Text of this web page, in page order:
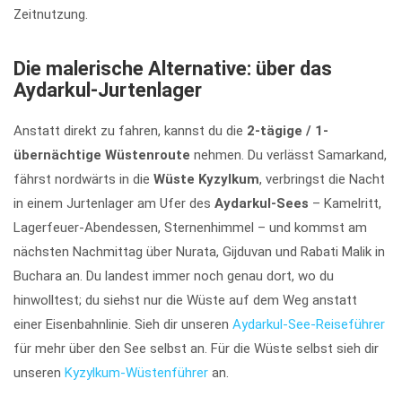
Zeitnutzung.
Die malerische Alternative: über das
Aydarkul-Jurtenlager
Anstatt direkt zu fahren, kannst du die 2-tägige / 1-
übernächtige Wüstenroute nehmen. Du verlässt Samarkand,
fährst nordwärts in die Wüste Kyzylkum, verbringst die Nacht
in einem Jurtenlager am Ufer des Aydarkul-Sees – Kamelritt,
Lagerfeuer-Abendessen, Sternenhimmel – und kommst am
nächsten Nachmittag über Nurata, Gijduvan und Rabati Malik in
Buchara an. Du landest immer noch genau dort, wo du
hinwolltest; du siehst nur die Wüste auf dem Weg anstatt
einer Eisenbahnlinie. Sieh dir unseren Aydarkul-See-Reiseführer
für mehr über den See selbst an. Für die Wüste selbst sieh dir
unseren Kyzylkum-Wüstenführer an.